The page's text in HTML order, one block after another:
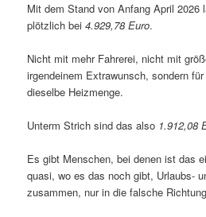
Mit dem Stand von Anfang April 2026
plötzlich bei4.929,78 Euro.
Nicht mit mehr Fahrerei, nicht mit
irgendeinem Extrawunsch, sondern
dieselbe Heizmenge.
Unterm Strich sind das also 1.912,08
Es gibt Menschen, bei denen ist das
quasi, wo es das noch gibt, Urlaubs-
zusammen, nur in die falsche